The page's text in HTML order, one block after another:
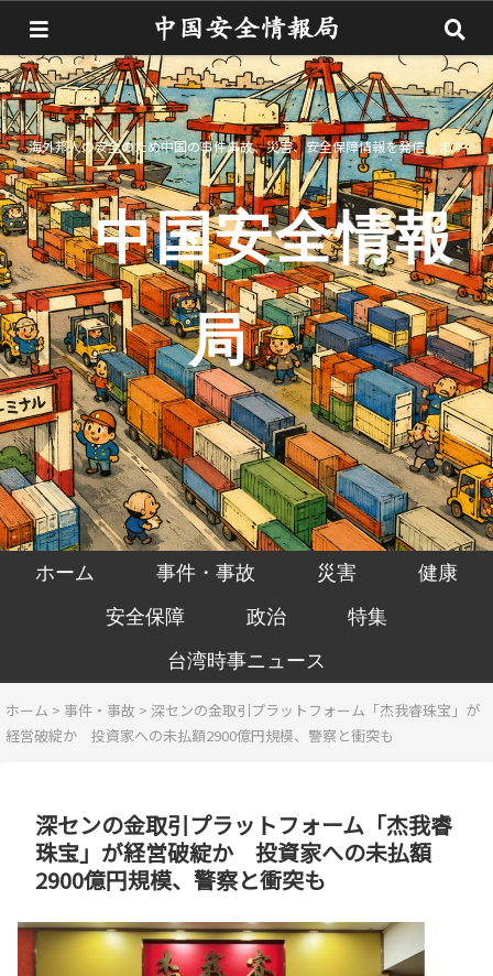
海外邦人の安全のため中国の事件事故、災害、安全保障情報を発信します
中国安全情報
局
ホーム 事件・事故 災害
健康
安全保障
政治
特集
台湾時事ニュース
ホーム > 事件・事故 >深センの金取引プラットフォーム「杰我睿珠宝」が
経営破綻か 投資家への未払額2900億円規模、警察と衝突も
深センの金取引プラットフォーム「杰我睿
珠宝」が経営破綻か 投資家への未払額
2900億円規模、警察と衝突も